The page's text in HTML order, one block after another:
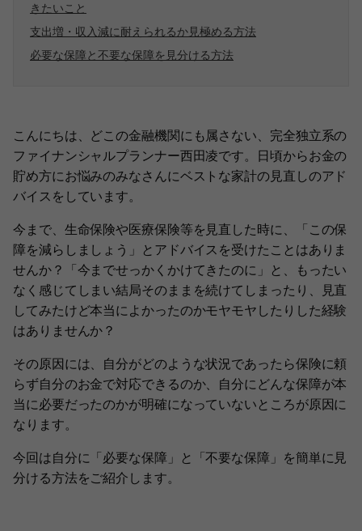
きたいこと
支出増・収入減に耐えられるか見極める方法
必要な保障と不要な保障を見分ける方法
こんにちは、どこの金融機関にも属さない、完全独立系の
ファイナンシャルプランナー西田凌です。日頃からお金の
貯め方にお悩みのみなさんにベストな家計の見直しのアド
バイスをしています。
今まで、生命保険や医療保険等を見直した時に、「この保
障を減らしましょう」とアドバイスを受けたことはありま
せんか？「今までせっかくかけてきたのに」と、もったい
なく感じてしまい結局そのままを続けてしまったり、見直
してみたけど本当によかったのかモヤモヤしたりした経験
はありませんか？
その原因には、自分がどのような状況であったら保険に頼
らず自分のお金で対応できるのか、自分にどんな保障が本
当に必要だったのかが明確になっていないところが原因に
なります。
今回は自分に「必要な保障」と「不要な保障」を簡単に見
分ける方法をご紹介します。